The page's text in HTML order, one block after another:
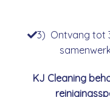
3) Ontvang tot
KJ Cleaning